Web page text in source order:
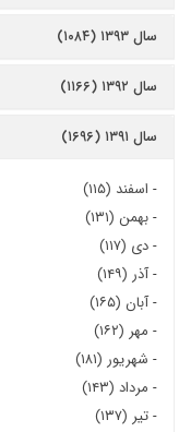
سال ۱۳۹۳ (۱۰۸۴)
سال ۱۳۹۲ (۱۱۶۶)
سال ۱۳۹۱ (۱۶۹۶)
- اسفند (۱۱۵)
-بهمن (۱۳۱)
-دی (۱۱۷)
-آذر (۱۴۹)
-آبان (۱۶۵)
- مهر (۱۶۲)
- شهریور (۱۸۱)
- مرداد (۱۴۳)
-تیر (۱۳۷)